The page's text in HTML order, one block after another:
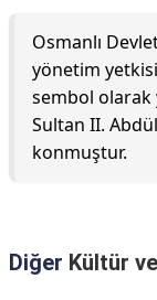
Osmanlı
yönetim
sembol olarak
Sultan II.
konmuştur.
Diğer Kültür